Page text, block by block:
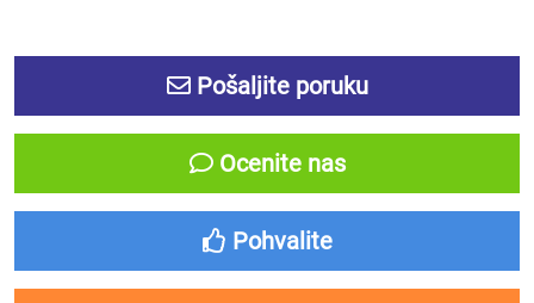
Pošaljite poruku
Ocenite nas
Pohvalite